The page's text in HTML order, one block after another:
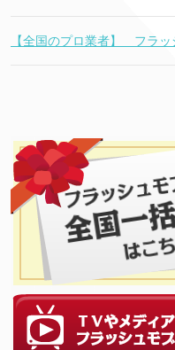
【全国のプロ業者】 フラ